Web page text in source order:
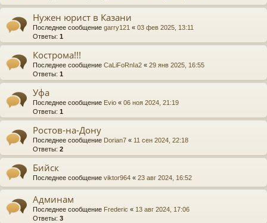
Нужен юрист в Казани
Последнее сообщение garry121 « 03 фев 2025, 13:11
Ответы: 1
Кострома!!!
Последнее сообщение CaLiFoRnIa2 « 29 янв 2025, 16:55
Ответы: 1
Уфа
Последнее сообщение Evio « 06 ноя 2024, 21:19
Ответы: 1
Ростов-на-Дону
Последнее сообщение Dorian7 « 11 сен 2024, 22:18
Ответы: 2
Бийск
Последнее сообщение viktor964 « 23 авг 2024, 16:52
Админам
Последнее сообщение Frederic « 13 авг 2024, 17:06
Ответы: 3